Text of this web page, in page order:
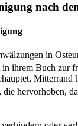
nach
in
ihrem Buch zur
hervorhoben,